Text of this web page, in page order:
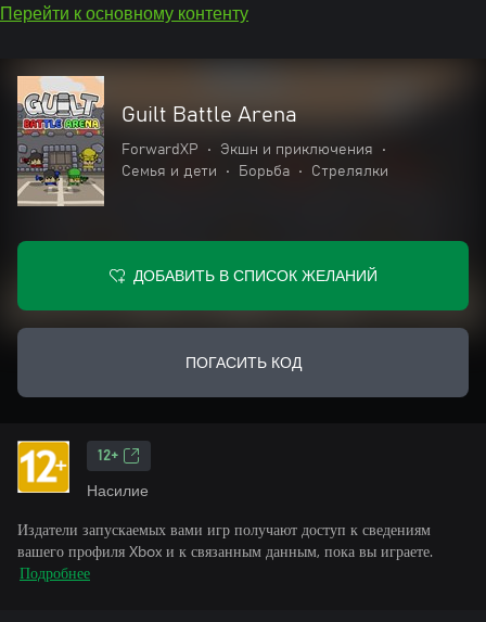
Перейти к основному контенту
Guilt Battle Arena
ForwardXP • Экшн и приключения
•
Семья и дети
• Борьба • Стрелялки
ДОБАВИТЬ В СПИСОК ЖЕЛАНИЙ
ПОГАСИТЬ КОД
12+
Насилие
Издатели запускаемых вами игр получают доступ к сведениям
вашего профиля Xbox и к связанным данным, пока вы играете.
Подробнее